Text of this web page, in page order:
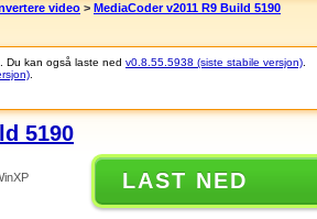
video > MediaCoder v2011 R9 Build 5190
Du kan også laste ned v0.8.55.5938 (siste stabile versjon)
5190
LAST NED